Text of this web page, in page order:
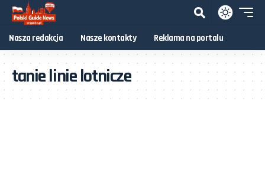
Nasza redakcja Nasze kontakty Reklama na portalu
tanie linie lotnicze